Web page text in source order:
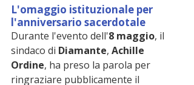
L'omaggio istituzionale per
l'anniversario sacerdotale
Durante l'evento dell'8 maggio, il
sindaco di Diamante, Achille
Ordine, ha preso la parola per
ringraziare pubblicamente il